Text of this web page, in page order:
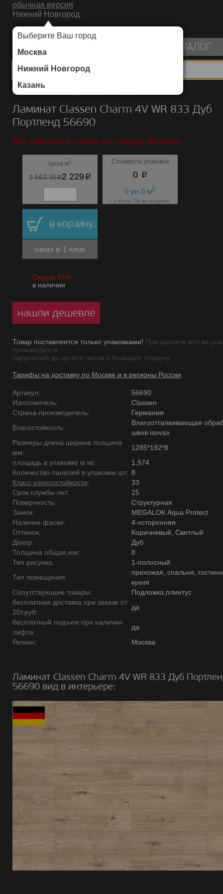
обычная версия
Нижний Новгород
Выберите Ваш город
Москва
Нижний Новгород
Казань
ИНТЕРНЕТ-МАГАЗИН НАПОЛЬНЫХ ПОКРЫТИЙ
КАТАЛОГ
Каталог/Ламинат/Classen/Charm 4V WR 833
Ламинат Classen Charm 4V WR 833 Дуб
Портленд 56690
Вы смотрите товар из города Москва.
Цена м2
2 563.35p2 229 p
Стоимость упаковок
0 p
0 уп.0 м2
с учётом 5% на подрезку
в корзину,
заказ в 1 клик
Скидка 15%
в наличии
нашли дешевле
Товар поставляется только упаковками! При расчете кол-ва
производится
округление до целого числа в большую сторону.
Тарифы на доставку по Москве и в регионы России
Артикул:
56690
Изготовитель:
Classen
Страна-производитель:
Германия
Влагостойкость:
Влагоотталкивающая
швов isovax
Размеры длина ширина толщина
мм:
1285*192*8
площадь в упаковке м кв:
1,974
Количество панелей в упаковке шт: 8
Класс износостойкости:
33
Срок службы лет:
25
Поверхность:
Структурная
Замок:
MEGALOK Aqua Protect
Наличие фаски:
4-хсторонняя
Оттенок:
Коричневый, Светлый
Декор:
Дуб
Толщина общая,мм:
8
Тип рисунка:
1-полосный
Тип помещения:
прихожая, спальня,
кухня
Сопутствующие товары:
Подложка,плинтус
бесплатная доставка при заказе от
20т.руб:
да
бесплатный подъем при наличии
лифта:
да
Регион:
Москва
Ламинат Classen Charm 4V WR 833 Дуб
56690 вид в интерьере: